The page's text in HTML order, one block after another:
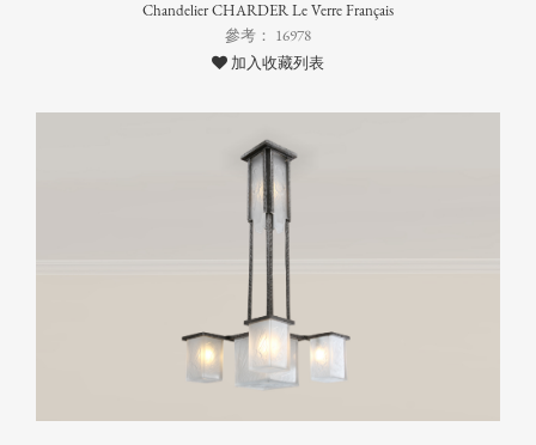
Chandelier CHARDER Le Verre Français
參考： 16978
加入收藏列表